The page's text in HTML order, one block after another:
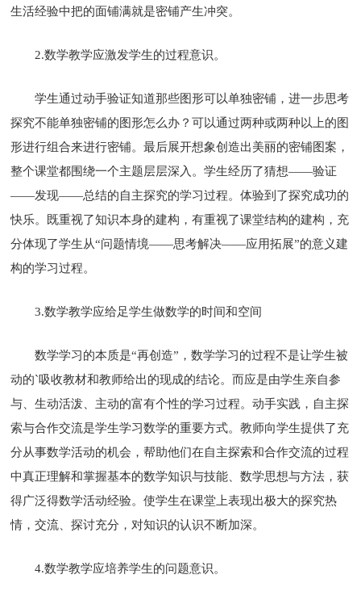
生活经验中把的面铺满就是密铺产生冲突。
2.数学教学应激发学生的过程意识。
学生通过动手验证知道那些图形可以单独密铺，进一步思考
探究不能单独密铺的图形怎么办？可以通过两种或两种以上的图
形进行组合来进行密铺。最后展开想象创造出美丽的密铺图案，
整个课堂都围绕一个主题层层深入。学生经历了猜想——验证
——发现——总结的自主探究的学习过程。体验到了探究成功的
快乐。既重视了知识本身的建构，有重视了课堂结构的建构，充
分体现了学生从“问题情境——思考解决——应用拓展”的意义建
构的学习过程。
3.数学教学应给足学生做数学的时间和空间
数学学习的本质是“再创造”，数学学习的过程不是让学生被
动的`吸收教材和教师给出的现成的结论。而应是由学生亲自参
与、生动活泼、主动的富有个性的学习过程。动手实践，自主探
索与合作交流是学生学习数学的重要方式。教师向学生提供了充
分从事数学活动的机会，帮助他们在自主探索和合作交流的过程
中真正理解和掌握基本的数学知识与技能、数学思想与方法，获
得广泛得数学活动经验。使学生在课堂上表现出极大的探究热
情，交流、探讨充分，对知识的认识不断加深。
4.数学教学应培养学生的问题意识。